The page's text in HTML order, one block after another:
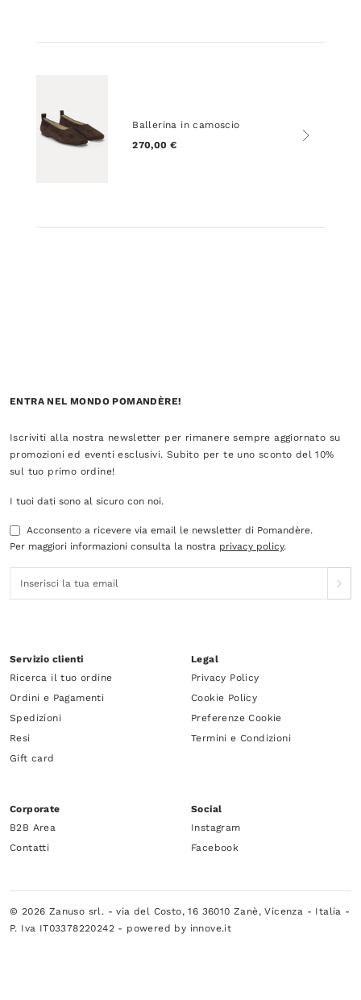
Ballerina in camoscio
270,00 €
ENTRA NEL MONDO POMANDÈRE!
Iscriviti alla nostra newsletter per rimanere sempre aggiornato su
promozioni ed eventi esclusivi. Subito per te uno sconto del 10%
sul tuo primo ordine!
I tuoi dati sono al sicuro con noi.
Acconsento a ricevere via email le newsletter di Pomandère.
Per maggiori informazioni consulta la nostra privacy policy.
Servizio clienti
Ricerca il tuo ordine
Ordini e Pagamenti
Spedizioni
Resi
Gift card
Legal
Privacy Policy
Cookie Policy
Preferenze Cookie
Termini e Condizioni
Corporate
B2B Area
Contatti
Social
Instagram
Facebook
© 2026 Zanuso srl. - via del Costo, 16 36010 Zanè, Vicenza - Italia -
P. Iva IT03378220242 - powered by innove.it